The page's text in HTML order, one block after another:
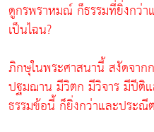
ดูกรพราหมณ์ ก็ธรรมที่ยิ่งกว่
เป็นไฉน?
ภิกษุในพระศาสนานี้ สงัดจาก
ปฐมฌาน มีวิตก มีวิจาร มีปีติ
ธรรมข้อนี้ ก็ยิ่งกว่าและประ